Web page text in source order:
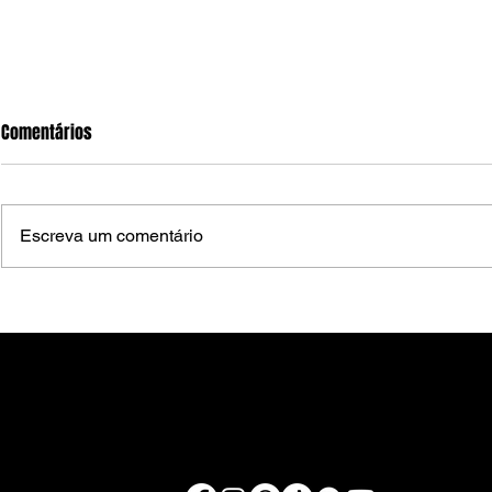
para pagamentos em
prorrogado
Comentários
Escreva um comentário